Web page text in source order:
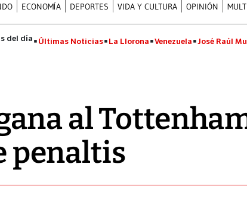
ECONOMÍA DEPORTES VIDA Y CULTURA OPINIÓN
Últimas Noticias La Llorona Venezuela José Raúl
al
penaltis